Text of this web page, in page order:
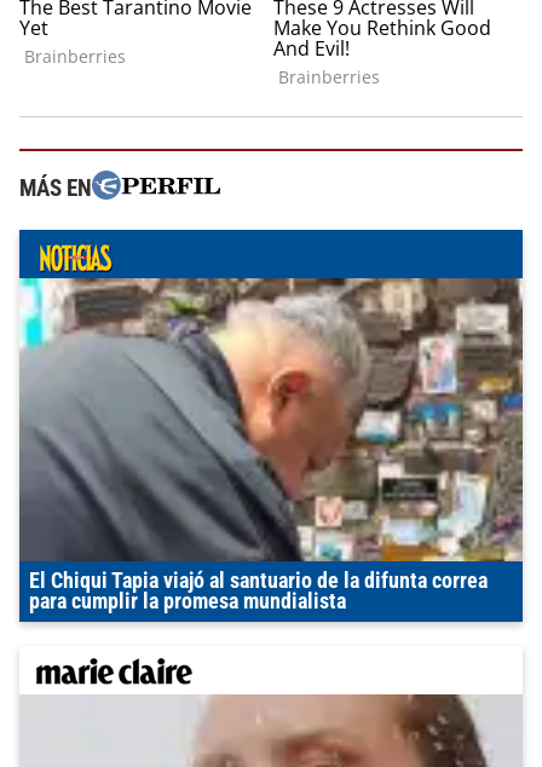
MÁS EN
El Chiqui Tapia viajó al santuario de la difunta correa
para cumplir la promesa mundialista